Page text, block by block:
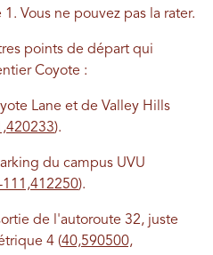
Vous ne pouvez pas la rater.
points de départ qui
Coyote :
Lane et de Valley Hills
).
du campus UVU
).
de l'autoroute 32, juste
4 (40,590500,